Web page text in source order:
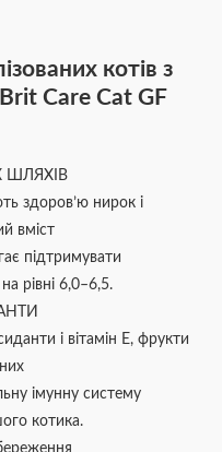
котів з
Care Cat GF
ШЛЯХІВ
здоров’ю нирок і
вміст
підтримувати
рівні 6,0–6,5.
і вітамін Е, фрукти
імунну систему
котика.